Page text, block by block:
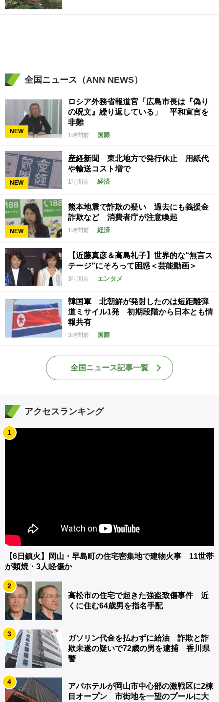
全国ニュース（ANN NEWS）
NEW
ロシア外務省報道官「広島市長は『偽り
の呪文』繰り返している」 平和宣言を
非難
1時間前 国際
NEW
産経新聞 東北地方で発行休止 用紙代
や輸送コスト増で
1時間前 経済
NEW
熊本地震で詐欺の疑い 過去にも義援金
詐欺など 消費者庁が注意喚起
1時間前 経済
【近藤真彦＆高島礼子】世界的な“無言ス
テージ”にそろって困惑＜芸能動画＞
3時間前 エンタメ
韓国軍 北朝鮮が発射したのは短距離弾
道ミサイル1発 初期段階から日本とも情
報共有
3時間前 国際
全国ニュース記事一覧
アクセスランキング
1
【6日鎮火】岡山・早島町の住宅密集地で建物火事 11世帯
が類焼・3人軽傷か
2
高松市の住宅で起きた強盗致傷事件 近
くに住む64歳男を指名手配
3
ガソリン代金を払わずに給油 詐欺と詐
欺未遂の疑いで72歳の男を逮捕 香川県
警
4
アパホテルが岡山市中心部の激戦区に2棟
目オープン 市街地を一望のプールに大